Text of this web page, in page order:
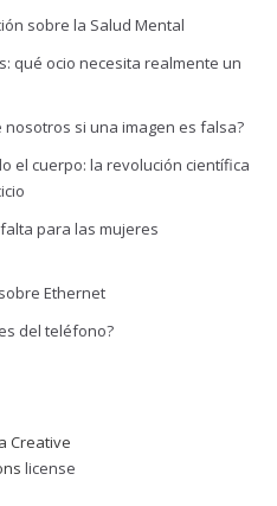
sobre la Salud Mental
qué ocio necesita realmente un
si una imagen es falsa?
el cuerpo: la revolución científica
para las mujeres
Ethernet
del teléfono?
Creative
license